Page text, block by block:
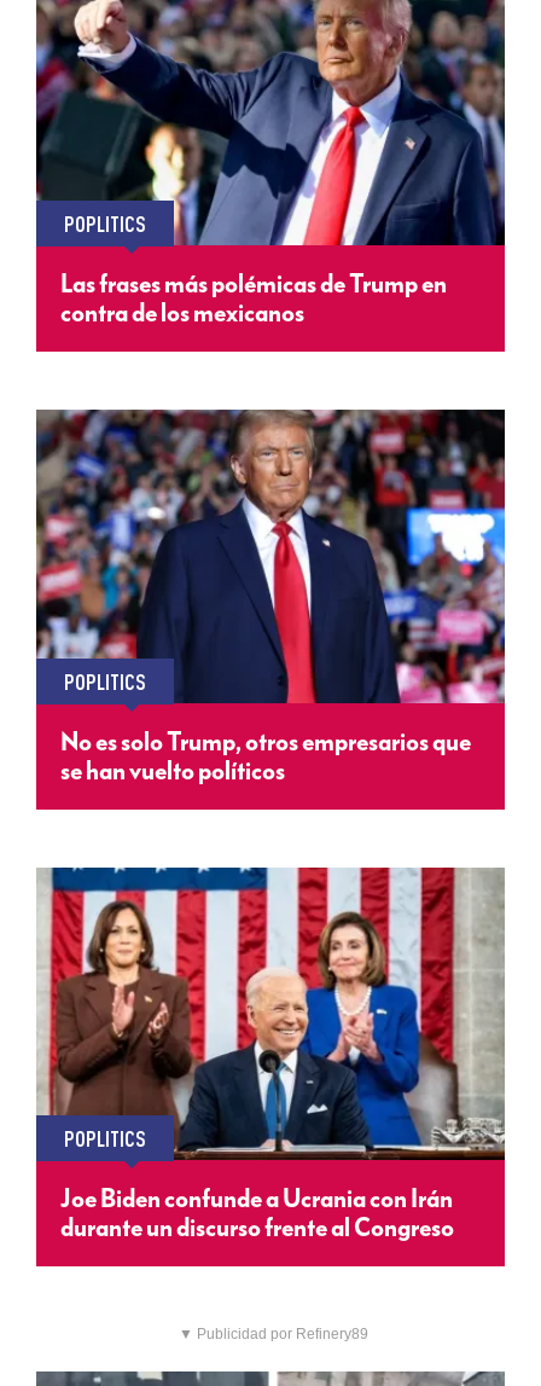
POPLITICS
Las frases más polémicas de Trump en
contra de los mexicanos
POPLITICS
No es solo Trump, otros empresarios que
se han vuelto políticos
POPLITICS
Joe Biden confunde a Ucrania con Irán
durante un discurso frente al Congreso
▼ Publicidad por Refinery89